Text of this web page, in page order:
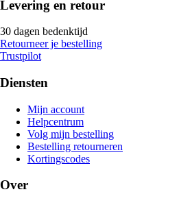
Levering en retour
30 dagen bedenktijd
Retourneer je bestelling
Trustpilot
Diensten
Mijn account
Helpcentrum
Volg mijn bestelling
Bestelling retourneren
Kortingscodes
Over